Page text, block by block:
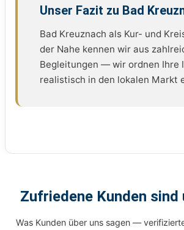
Unser Fazit zu Bad
Bad Kreuznach als Kur- und
der Nahe kennen wir aus
Begleitungen — wir ordnen Ihre
realistisch in den lokalen Markt
Zufriedene Kunden sind
Was Kunden über uns sagen —